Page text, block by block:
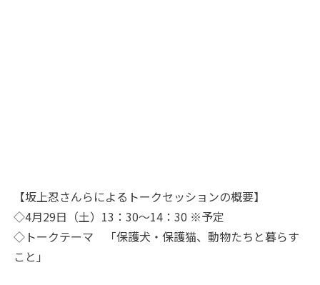
【坂上忍さんらによるトークセッションの概要】
◇4月29日（土）13：30～14：30 ※予定
◇トークテーマ 「保護犬・保護猫、動物たちと暮らす
こと」